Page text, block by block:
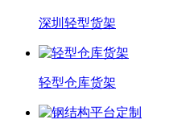
深圳轻型货架
轻型仓库货架